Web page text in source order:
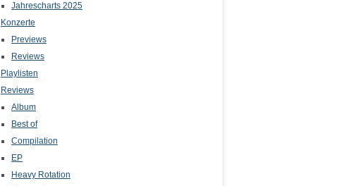
Jahrescharts 2025
Konzerte
Previews
Reviews
Playlisten
Reviews
Album
Best of
Compilation
EP
Heavy Rotation